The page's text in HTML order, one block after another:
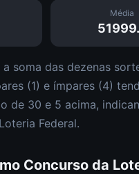
Média
a soma das dezenas
(1) e ímpares (4)
de 30 e 5 acima,
Loteria Federal.
Concurso da